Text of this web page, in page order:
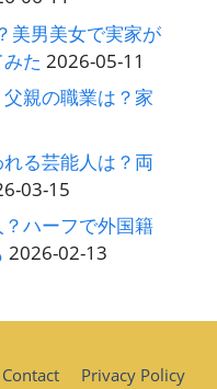
美男美女で実家が
た 2026-05-11
親の職業は？家
る芸能人は？両
03-15
ハーフで外国籍
2026-02-13
Contact
Privacy Policy